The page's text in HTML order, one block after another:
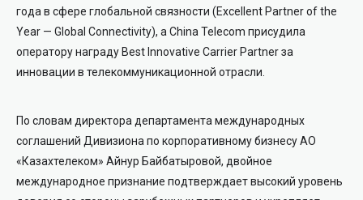
года в сфере глобальной связности (Excellent Partner of the
Year — Global Connectivity), а China Telecom присудила
оператору награду Best Innovative Carrier Partner за
инновации в телекоммуникационной отрасли.
По словам директора департамента международных
соглашений Дивизиона по корпоративному бизнесу АО
«Казахтелеком» Айнур Байбатыровой, двойное
международное признание подтверждает высокий уровень